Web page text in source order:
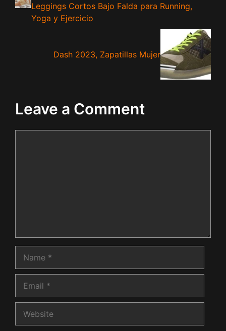
Leggings Cortos Bajo Falda para Running,
Yoga y Ejercicio
Dash 2023, Zapatillas Mujer
Leave a Comment